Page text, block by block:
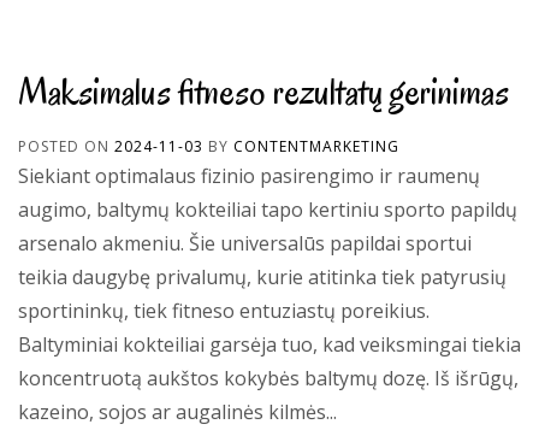
Maksimalus fitneso rezultatų gerinimas
POSTED ON 2024-11-03 BY CONTENTMARKETING
Siekiant optimalaus fizinio pasirengimo ir raumenų
augimo, baltymų kokteiliai tapo kertiniu sporto papildų
arsenalo akmeniu. Šie universalūs papildai sportui
teikia daugybę privalumų, kurie atitinka tiek patyrusių
sportininkų, tiek fitneso entuziastų poreikius.
Baltyminiai kokteiliai garsėja tuo, kad veiksmingai tiekia
koncentruotą aukštos kokybės baltymų dozę. Iš išrūgų,
kazeino, sojos ar augalinės kilmės...